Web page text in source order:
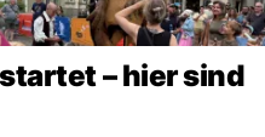
– hier sind